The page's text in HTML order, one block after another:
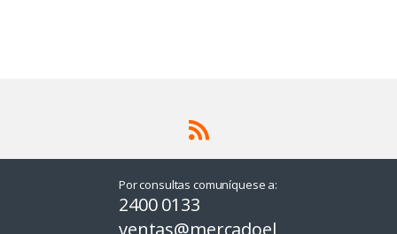
Por consultas comuníquese a:
2400 0133